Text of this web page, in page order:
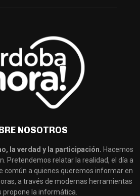
NOSOTROS
la verdad y la participación. Hacemos
Pretendemos relatar la realidad, el día a
común a quienes queremos informar en
a través de modernas herramientas
propone la informática.